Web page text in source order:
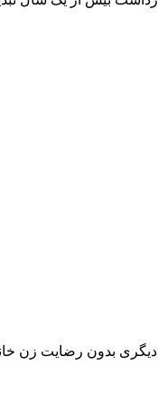
بدون رضایت زن